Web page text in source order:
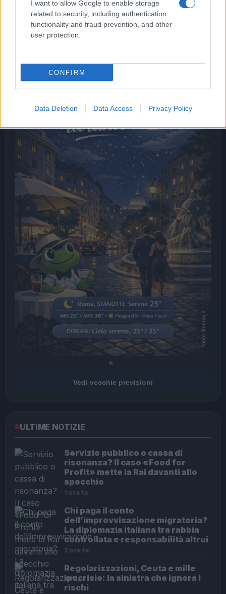
I want to allow Google to enable storage
related to security, including authentication
functionality and fraud prevention, and other
user protection.
CONFIRM
Data Deletion Data Access Privacy Policy
LE PREVISIONI
Storie meteo ultime 24h
Roma · 09/08/2026
‹ ›
Vedi vecchie previsioni
ULTIME NOTIZIE
Servizio pubblico o cassa di
risonanza? Il caso «Food for
Profit» mette la Rai davanti allo
specchio
1 ora fa
Chi paga il conto
dell’improvvisazione migratoria?
La diplomazia italiana tra rabbia
controllata e responsabilità altrui
2 ore fa
Regolarizzazioni, Ceuta e mille
ipocrisie: la sinistra che ignora i
rischi